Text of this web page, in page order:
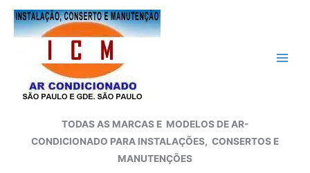
para
TODAS AS MARCAS E MODELOS DE AR-
CONDICIONADO PARA INSTALAÇÕES, CONSERTOS E
MANUTENÇÕES